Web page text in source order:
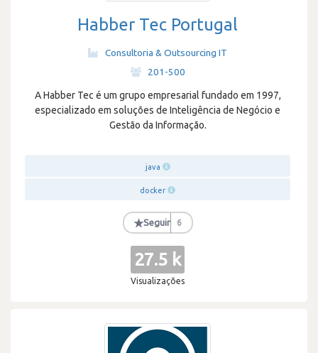
Habber Tec Portugal
Consultoria & Outsourcing IT
201-500
A Habber Tec é um grupo empresarial fundado em 1997,
especializado em soluções de Inteligência de Negócio e
Gestão da Informação.
java
docker
★Seguir 6
27.5 k
Visualizações